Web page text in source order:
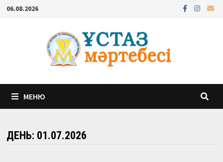
Перейти
содержимому
06.08.2026
МЕНЮ
ДЕНЬ: 01.07.2026